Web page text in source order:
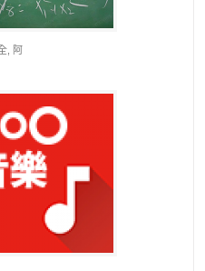
, 阿